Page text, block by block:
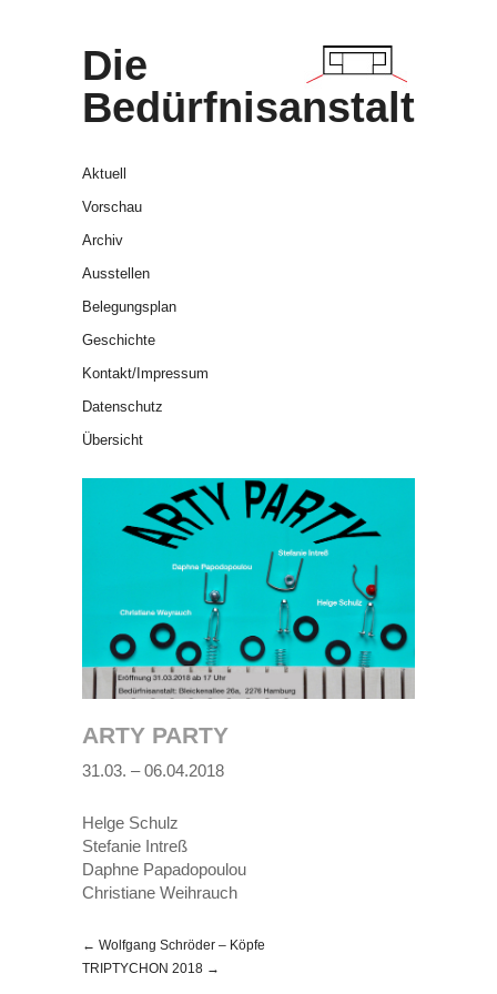
Die
Bedürfnisanstalt
Aktuell
Vorschau
Archiv
Ausstellen
Belegungsplan
Geschichte
Kontakt/Impressum
Datenschutz
Übersicht
ARTY PARTY
31.03. – 06.04.2018
Helge Schulz
Stefanie Intreß
Daphne Papadopoulou
Christiane Weihrauch
← Wolfgang Schröder – Köpfe
TRIPTYCHON 2018 →